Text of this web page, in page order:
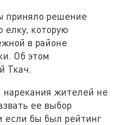
приняло решение
которую
в районе
Об этом
Ткач.
жителей не
ее выбор
если бы был рейтинг